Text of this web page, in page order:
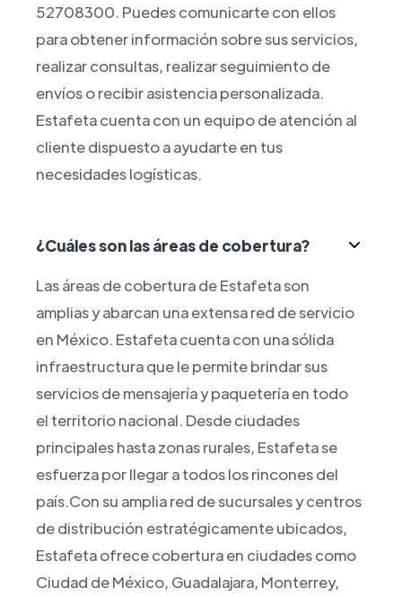
52708300. Puedes comunicarte con ellos
para obtener información sobre sus servicios,
realizar consultas, realizar seguimiento de
envíos o recibir asistencia personalizada.
Estafeta cuenta con un equipo de atención al
cliente dispuesto a ayudarte en tus
necesidades logísticas.
¿Cuáles son las áreas de cobertura?
Las áreas de cobertura de Estafeta son
amplias y abarcan una extensa red de servicio
en México. Estafeta cuenta con una sólida
infraestructura que le permite brindar sus
servicios de mensajería y paquetería en todo
el territorio nacional. Desde ciudades
principales hasta zonas rurales, Estafeta se
esfuerza por llegar a todos los rincones del
país.Con su amplia red de sucursales y centros
de distribución estratégicamente ubicados,
Estafeta ofrece cobertura en ciudades como
Ciudad de México, Guadalajara, Monterrey,